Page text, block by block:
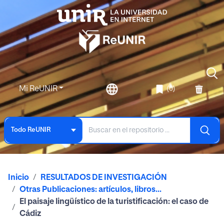
Mi ReUNIR (0)
Todo ReUNIR
Inicio
RESULTADOS DE INVESTIGACIÓN
Otras Publicaciones: artículos, libros...
El paisaje lingüístico de la turistificación: el caso de
Cádiz